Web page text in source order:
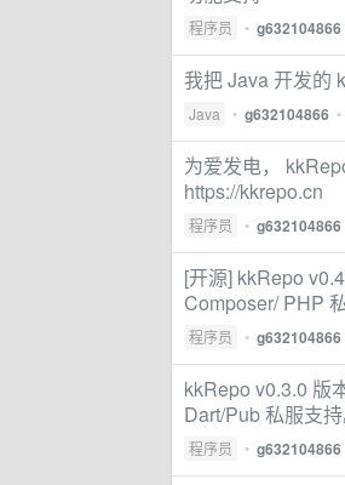
程序员 • g632104866
我把 Java 开发的
Java • g632104866 •
为爱发电，
https://kkrepo.cn
程序员 • g632104866
[开源] kkRepo
Composer/ PHP
程序员 • g632104866
kkRepo v0.3.0 版
Dart/Pub 私服支持
程序员 • g632104866